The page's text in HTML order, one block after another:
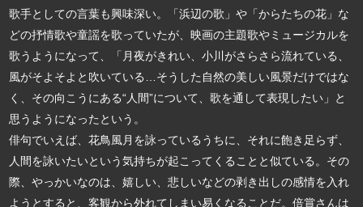
歌手としての言葉も興味深い。「浜辺の歌」や「からたちの花」な
どの抒情歌や童謡を歌っていたが、映画の主題歌やミュージカルを
歌うようになって、「月夜がきれい、小川がさらさら流れている、
風がそよそよと吹いている…そうした自然の美しい風景だけではな
く、その向こうにある“人間”について、歌を通して表現したい」と
思うようになったという。
俳句でいえば、花鳥風月を詠っているうちに、それに飽き足らず、
人間を詠いたいという気持ちが起こってくることと似ている。その
際、やっかいなのは、嬉しい、悲しいなどの剥き出しの感情を入れ
ようとすると、客観から外れてしまい易くなることだ。倍賞さんは